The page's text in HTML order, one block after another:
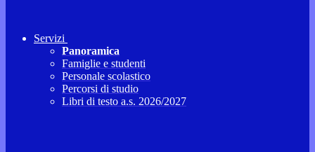
Servizi
Panoramica
Famiglie e studenti
Personale scolastico
Percorsi di studio
Libri di testo a.s. 2026/2027